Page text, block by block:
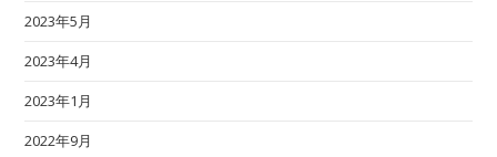
2023年5月
2023年4月
2023年1月
2022年9月